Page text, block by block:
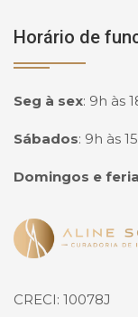
Horário de
Seg à sex: 9h às
Sábados: 9h às
Domingos e
Página inicial
CRECI: 10078J